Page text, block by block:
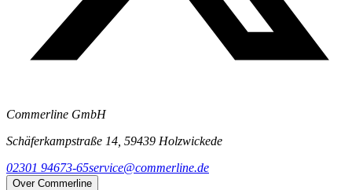
Commerline GmbH
Schäferkampstraße 14, 59439 Holzwickede
02301 94673-65service@commerline.de
Over Commerline